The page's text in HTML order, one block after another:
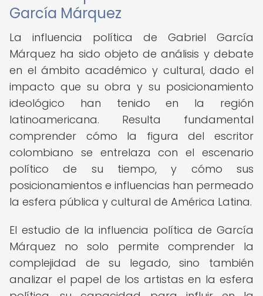
García Márquez
La influencia política de Gabriel García
Márquez ha sido objeto de análisis y debate
en el ámbito académico y cultural, dado el
impacto que su obra y su posicionamiento
ideológico han tenido en la región
latinoamericana. Resulta fundamental
comprender cómo la figura del escritor
colombiano se entrelaza con el escenario
político de su tiempo, y cómo sus
posicionamientos e influencias han permeado
la esfera pública y cultural de América Latina.
El estudio de la influencia política de García
Márquez no solo permite comprender la
complejidad de su legado, sino también
analizar el papel de los artistas en la esfera